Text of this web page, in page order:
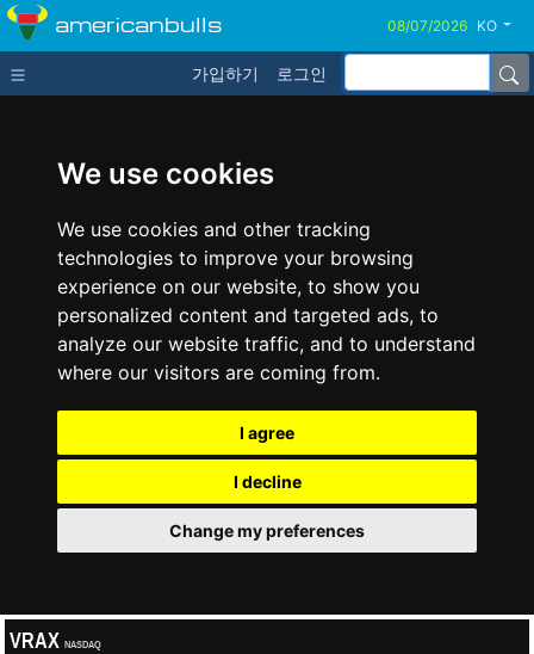
We use cookies
We use cookies and other tracking
technologies to improve your browsing
experience on our website, to show you
personalized content and targeted ads, to
analyze our website traffic, and to understand
where our visitors are coming from.
I agree
I decline
Change my preferences
americanbulls KO
가입하기 로그인
VRAX NASDAQ